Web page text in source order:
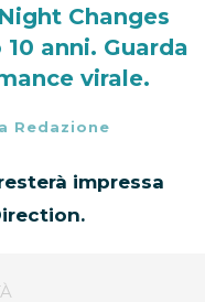
Changes
anni. Guarda
virale.
Redazione
impressa